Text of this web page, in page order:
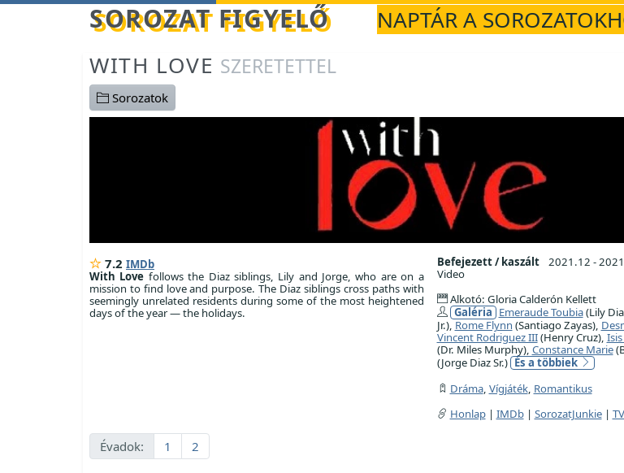
Betöltés... SOROZAT FIGYELŐ
NAPTÁR A
WITH LOVE SZERETETTEL
Sorozatok
7.2 IMDb
With Love follows the Diaz siblings, Lily and Jorge, who are on a
mission to find love and purpose. The Diaz siblings cross paths with
seemingly unrelated residents during some of the most heightened
days of the year — the holidays.
Befejezett / kaszált 2021.12 -
Video
Alkotó: Gloria Calderón Kellett
Galéria Emeraude Toubia(Lily
Jr.), Rome Flynn (Santiago Zayas),
Vincent Rodriguez III(Henry Cruz),
(Dr. Miles Murphy), Constance Marie
(Jorge Diaz Sr.) És a többiek
Dráma, Vígjáték, Romantikus
Honlap| IMDb| SorozatJunkie|
Évadok: 1 2